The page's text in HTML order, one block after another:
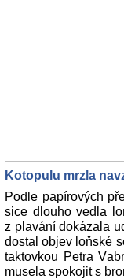
Kotopulu mrzla
Podle papírových
sice dlouho vedla
z plavání dokázala
dostal objev loňské
taktovkou Petra
musela spokojit s